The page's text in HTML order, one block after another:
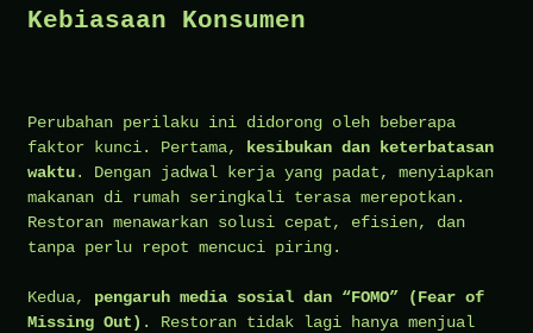
Kebiasaan Konsumen
Perubahan perilaku ini didorong oleh beberapa
faktor kunci. Pertama,
kesibukan dan keterbatasan
waktu. Dengan jadwal kerja yang padat, menyiapkan
makanan di rumah seringkali terasa merepotkan.
Restoran menawarkan solusi cepat, efisien, dan
tanpa perlu repot mencuci piring.
Kedua, pengaruh media sosial dan “FOMO” (Fear of
Missing Out) . Restoran tidak lagi hanya menjual